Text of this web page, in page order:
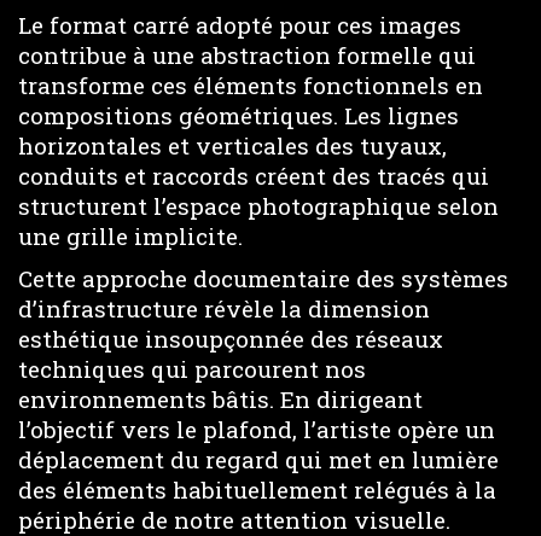
Le format carré adopté pour ces images
contribue à une abstraction formelle qui
transforme ces éléments fonctionnels en
compositions géométriques. Les lignes
horizontales et verticales des tuyaux,
conduits et raccords créent des tracés qui
structurent l’espace photographique selon
une grille implicite.
Cette approche documentaire des systèmes
d’infrastructure révèle la dimension
esthétique insoupçonnée des réseaux
techniques qui parcourent nos
environnements bâtis. En dirigeant
l’objectif vers le plafond, l’artiste opère un
déplacement du regard qui met en lumière
des éléments habituellement relégués à la
périphérie de notre attention visuelle.